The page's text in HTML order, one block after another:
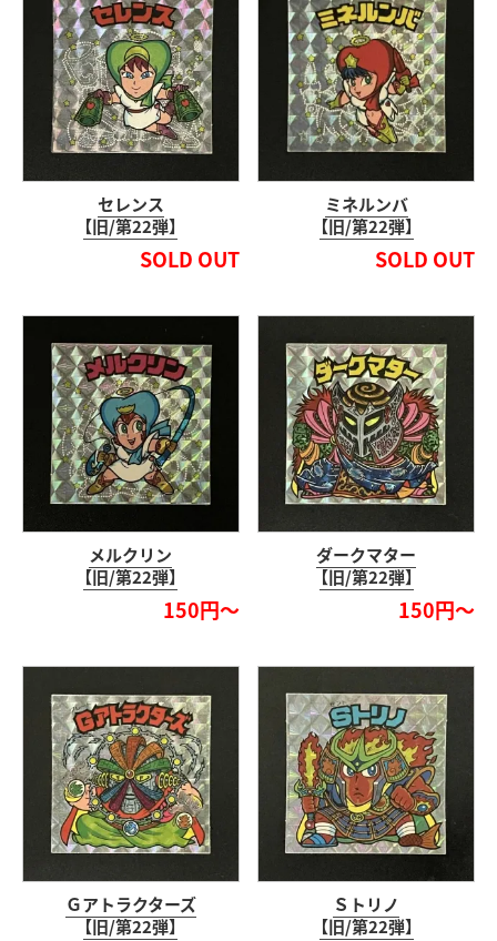
セレンス
【旧/第22弾】
SOLD OUT
ミネルンバ
【旧/第22弾】
SOLD OUT
メルクリン
【旧/第22弾】
150円～
ダークマター
【旧/第22弾】
150円～
Ｇアトラクターズ
【旧/第22弾】
Ｓトリノ
【旧/第22弾】